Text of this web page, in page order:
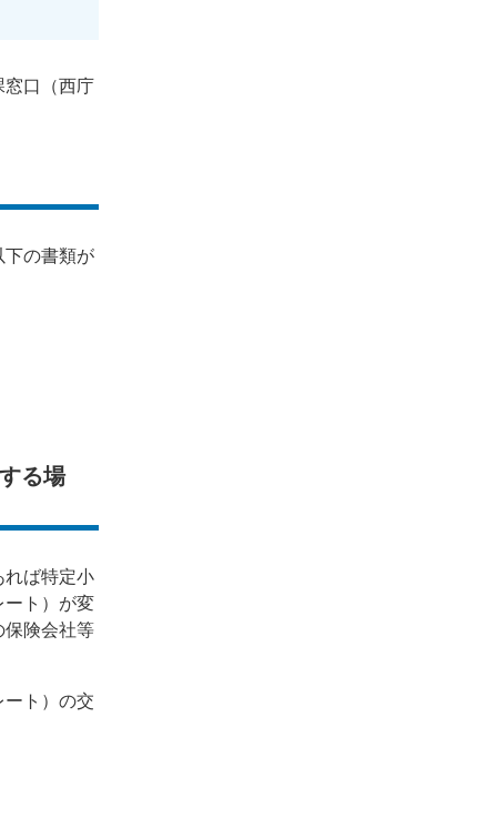
口（西庁
の書類が
る場
ば特定小
ート）が変
保険会社等
ト）の交